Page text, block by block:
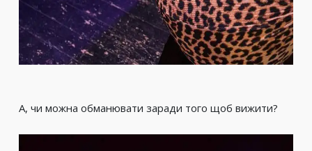
А, чи можна обманювати заради того щоб вижити?